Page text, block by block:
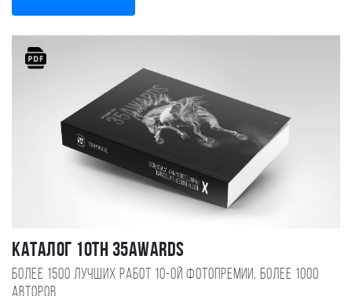
Каталог 10TH 35AWARDS
Более 1500 лучших работ 10-ой фотопремии, более 1000